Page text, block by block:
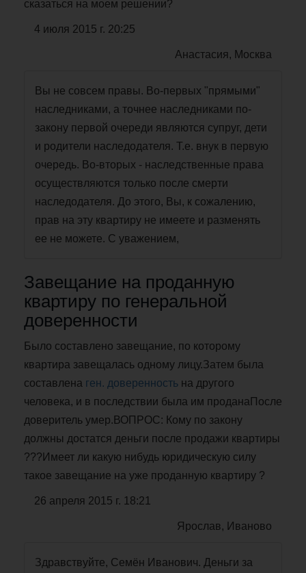
сказаться на моем решении?
4 июля 2015 г. 20:25
Анастасия, Москва
Вы не совсем правы. Во-первых "прямыми"
наследниками, а точнее наследниками по-
закону первой очереди являются супруг, дети
и родители наследодателя. Т.е. внук в первую
очередь. Во-вторых - наследственные права
осуществляются только после смерти
наследодателя. До этого, Вы, к сожалению,
прав на эту квартиру не имеете и разменять
ее не можете. С уважением,
Завещание на проданную
квартиру по генеральной
доверенности
Было составлено завещание, по которому
квартира завещалась одному лицу.Затем была
составлена ген. доверенность на другого
человека, и в последствии была им проданаПосле
доверитель умер.ВОПРОС: Кому по закону
должны достатся деньги после продажи квартиры
???Имеет ли какую нибудь юридическую силу
такое завещание на уже проданную квартиру ?
26 апреля 2015 г. 18:21
Ярослав, Иваново
Здравствуйте, Семён Иванович. Деньги за